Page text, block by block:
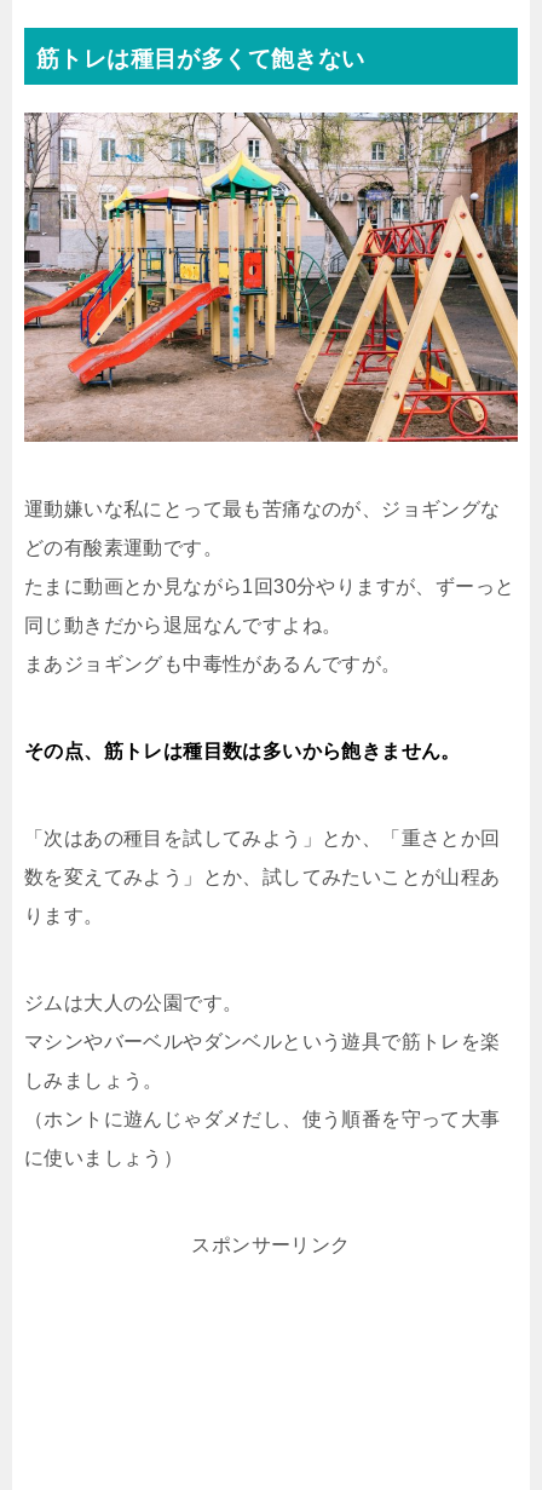
筋トレは種目が多くて飽きない
運動嫌いな私にとって最も苦痛なのが、ジョギングな
どの有酸素運動です。
たまに動画とか見ながら1回30分やりますが、ずーっと
同じ動きだから退屈なんですよね。
まあジョギングも中毒性があるんですが。
その点、筋トレは種目数は多いから飽きません。
「次はあの種目を試してみよう」とか、「重さとか回
数を変えてみよう」とか、試してみたいことが山程あ
ります。
ジムは大人の公園です。
マシンやバーベルやダンベルという遊具で筋トレを楽
しみましょう。
（ホントに遊んじゃダメだし、使う順番を守って大事
に使いましょう）
スポンサーリンク